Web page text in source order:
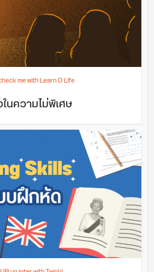
me with Learn O Life
นความไม่พิเศษ